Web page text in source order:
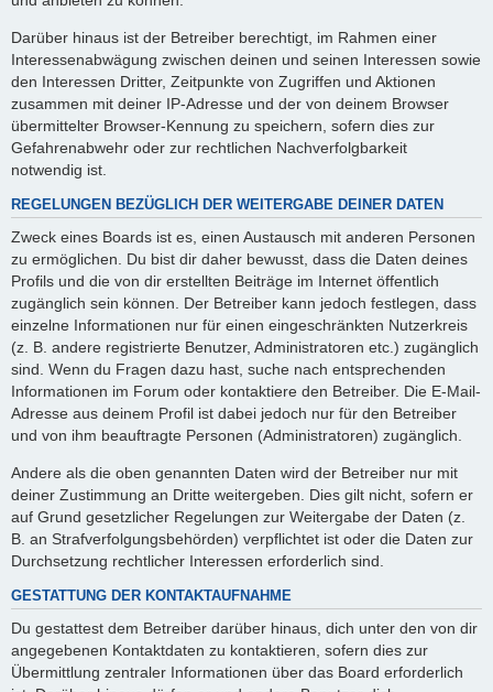
Darüber hinaus ist der Betreiber berechtigt, im Rahmen einer
Interessenabwägung zwischen deinen und seinen Interessen sowie
den Interessen Dritter, Zeitpunkte von Zugriffen und Aktionen
zusammen mit deiner IP-Adresse und der von deinem Browser
übermittelter Browser-Kennung zu speichern, sofern dies zur
Gefahrenabwehr oder zur rechtlichen Nachverfolgbarkeit
notwendig ist.
REGELUNGEN BEZÜGLICH DER WEITERGABE DEINER DATEN
Zweck eines Boards ist es, einen Austausch mit anderen Personen
zu ermöglichen. Du bist dir daher bewusst, dass die Daten deines
Profils und die von dir erstellten Beiträge im Internet öffentlich
zugänglich sein können. Der Betreiber kann jedoch festlegen, dass
einzelne Informationen nur für einen eingeschränkten Nutzerkreis
(z. B. andere registrierte Benutzer, Administratoren etc.) zugänglich
sind. Wenn du Fragen dazu hast, suche nach entsprechenden
Informationen im Forum oder kontaktiere den Betreiber. Die E-Mail-
Adresse aus deinem Profil ist dabei jedoch nur für den Betreiber
und von ihm beauftragte Personen (Administratoren) zugänglich.
Andere als die oben genannten Daten wird der Betreiber nur mit
deiner Zustimmung an Dritte weitergeben. Dies gilt nicht, sofern er
auf Grund gesetzlicher Regelungen zur Weitergabe der Daten (z.
B. an Strafverfolgungsbehörden) verpflichtet ist oder die Daten zur
Durchsetzung rechtlicher Interessen erforderlich sind.
GESTATTUNG DER KONTAKTAUFNAHME
Du gestattest dem Betreiber darüber hinaus, dich unter den von dir
angegebenen Kontaktdaten zu kontaktieren, sofern dies zur
Übermittlung zentraler Informationen über das Board erforderlich